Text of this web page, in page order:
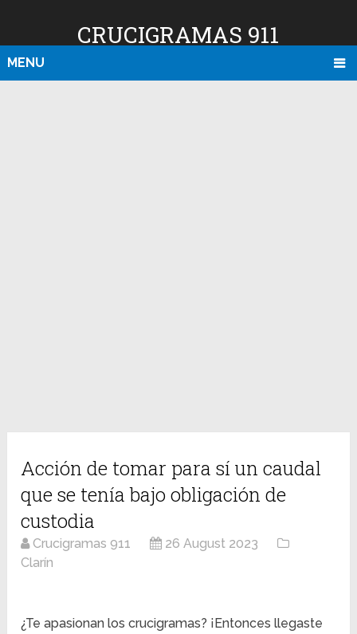
CRUCIGRAMAS 911
MENU
Acción de tomar para sí un caudal
que se tenía bajo obligación de
custodia
Crucigramas 911
26 August 2023
Clarín
¿Te apasionan los crucigramas? ¡Entonces llegaste